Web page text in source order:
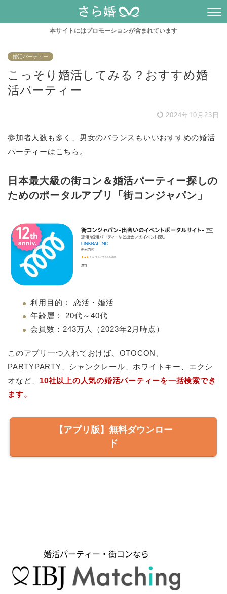
本サイトにはプロモーションが含まれています
婚活パーティー
こっそり婚活してみる？おすすめ婚
活パーティー
2024年10月23日
参加者人数も多く、男女のバランスもいいおすすめの婚活
パーティーはこちら。
日本最大級の街コン＆婚活パーティー探しの
ためのポータルアプリ「街コンジャパン」
利用目的： 恋活・婚活
年齢層： 20代～40代
会員数：243万人（2023年2月時点）
このアプリ一つ入れておけば、OTOCON、
PARTYPARTY、シャンクレール、ホワイトキー、エクシ
オなど、 10社以上の人気の婚活パーティーを一括検索でき
ます。
【アプリ版】無料ダウンロー
ド